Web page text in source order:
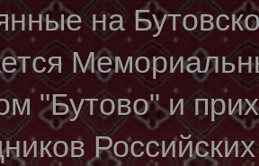
на
"Бутово" и